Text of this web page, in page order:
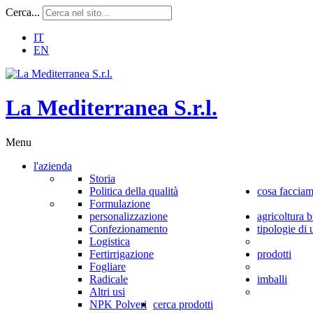
Cerca...
IT
EN
La Mediterranea S.r.l.
Menu
l'azienda
Storia
Politica della qualità
cosa
Formulazione
personalizzazione
Confezionamento
Logistica
agricoltura
tipologie di
Fertirrigazione
Fogliare
Radicale
Altri usi
prodotti
NPK Polveri
imballi
cerca prodotti